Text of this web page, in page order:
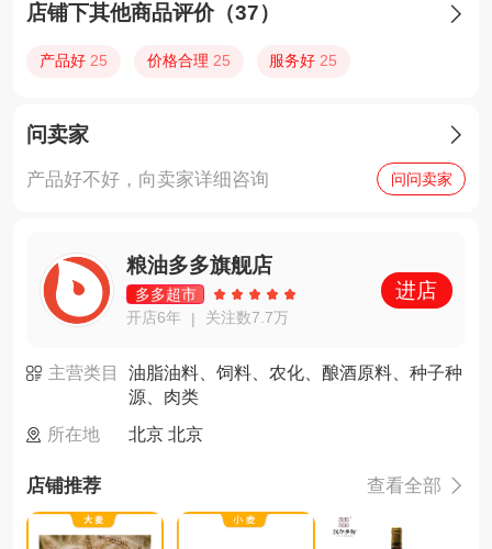
店铺下其他商品评价（37） 
产品好 25 价格合理 25 服务好 25
问卖家 
产品好不好，向卖家详细咨询 问问卖家
粮油多多旗舰店
多多超市
开店6年
| 关注数7.7万
进店
主营类目
油脂油料、饲料、农化、酿酒原料、种子种
源、肉类
所在地
北京 北京
店铺推荐 查看全部 